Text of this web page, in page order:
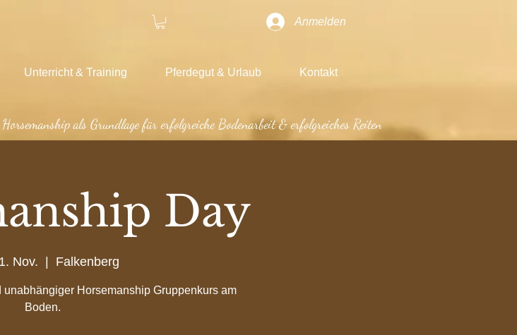
Anmelden
Unterricht & Training Pferdegut & Urlaub Kontakt
als Grundlage für erfolgreiche Bodenarbeit & erfolgreiches Reiten
Day
Nov. Falkenberg
Horsemanship Gruppenkurs am
Boden.